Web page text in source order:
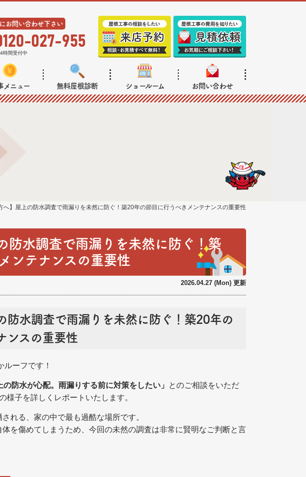
お問い合わせ下さい
027-955
時間受付中
メニュー 無料屋根診断 ショールーム お問い合わせ
へ】屋上の防水調査で雨漏りを未然に防ぐ！築20年の節目に行うべきメンテナンスの重要性
防水調査で雨漏りを未然に防ぐ！築
ンテナンスの重要性
2026.04.27 (Mon) 更新
防水調査で雨漏りを未然に防ぐ！築20年の
ンスの重要性
ーフです！
の防水が心配。雨漏りする前に対策をしたい」
とのご相談をいただ
様子を詳しくレポートいたします。
れる、家の中で最も過酷な場所です。
を傷めてしまうため、今回の未然の調査は非常に賢明なご判断と言